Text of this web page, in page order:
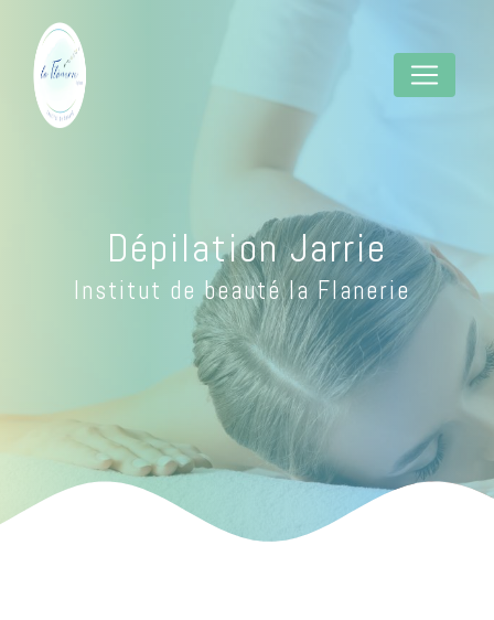
Dépilation Jarrie
Institut de beauté la Flanerie